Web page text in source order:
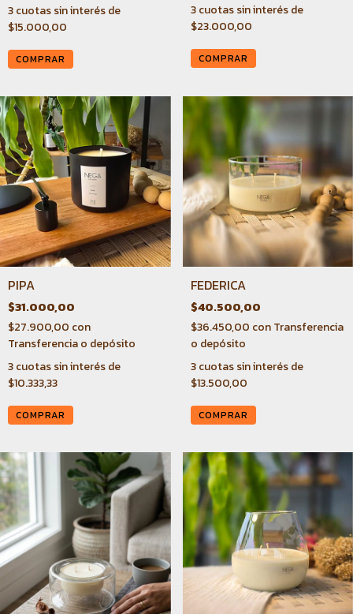
3cuotas sin interés de
$15.000,00
COMPRAR
3 cuotas sin interés de
$23.000,00
COMPRAR
PIPA
$31.000,00
$27.900,00 con
Transferencia o depósito
3cuotas sin interés de
$10.333,33
COMPRAR
FEDERICA
$40.500,00
$36.450,00 con Transferencia
o depósito
3 cuotas sin interés de
$13.500,00
COMPRAR